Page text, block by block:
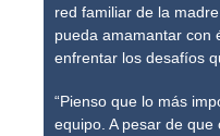
red familiar de la
pueda amamantar con
enfrentar los desafíos
“Pienso que lo más
equipo. A pesar de que